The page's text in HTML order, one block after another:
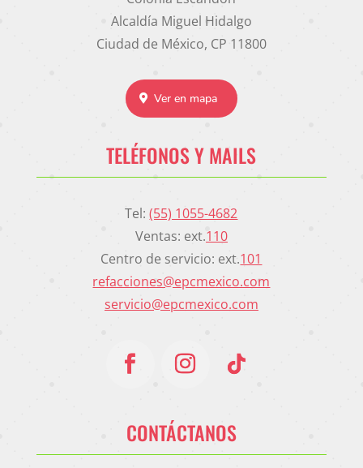
Alcaldía Miguel Hidalgo
Ciudad de México, CP 11800
Ver en mapa
TELÉFONOS Y MAILS
Tel:(55) 1055-4682
Ventas: ext.110
Centro de servicio: ext.101
refacciones@epcmexico.com
servicio@epcmexico.com
CONTÁCTANOS